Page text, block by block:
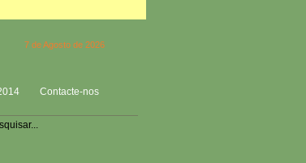
7 de Agosto de 2026
Contacte-nos